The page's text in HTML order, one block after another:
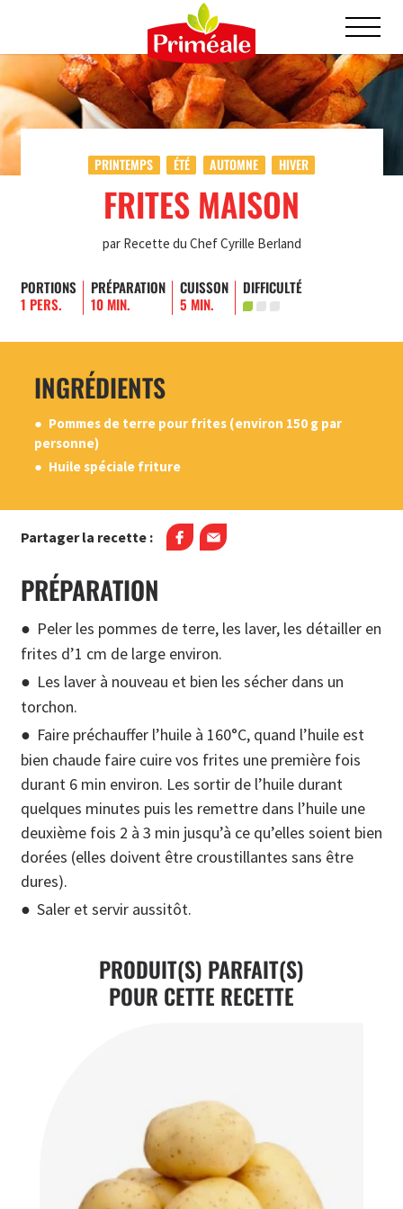
PRINTEMPS ÉTÉ AUTOMNE HIVER
FRITES MAISON
par Recette du Chef Cyrille Berland
PORTIONS
1 PERS.
PRÉPARATION
10 MIN.
CUISSON
5 MIN.
DIFFICULTÉ
INGRÉDIENTS
Pommes de terre pour frites (environ 150 g par
personne)
Huile spéciale friture
Partager la recette :
PRÉPARATION
Peler les pommes de terre, les laver, les détailler en
frites d’1 cm de large environ.
Les laver à nouveau et bien les sécher dans un
torchon.
Faire préchauffer l’huile à 160°C, quand l’huile est
bien chaude faire cuire vos frites une première fois
durant 6 min environ. Les sortir de l’huile durant
quelques minutes puis les remettre dans l’huile une
deuxième fois 2 à 3 min jusqu’à ce qu’elles soient bien
dorées (elles doivent être croustillantes sans être
dures).
Saler et servir aussitôt.
PRODUIT(S) PARFAIT(S)
POUR CETTE RECETTE